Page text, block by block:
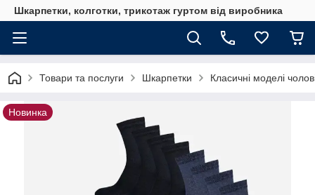
Шкарпетки, колготки, трикотаж гуртом від виробника
Товари та послуги Шкарпетки Класичні моделі
Новинка